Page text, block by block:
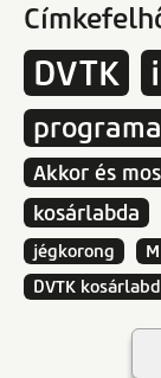
DVTK
Akkor és
kosárlabda
jégkorong
DVTK